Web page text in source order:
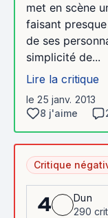
met en scène
faisant
de ses
simplicité de...
Lire la critique
le 25 janv. 2013
8 j'aime
Critique
4
Dun
290